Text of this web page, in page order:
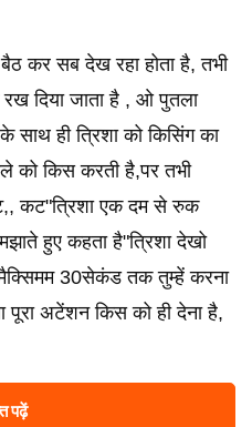
कर सब देख रहा होता है, तभी
दिया जाता है , ओ पुतला
ही त्रिशा को किसिंग का
को किस करती है,पर तभी
कट"त्रिशा एक दम से रुक
हुए कहता है"त्रिशा देखो
30सेकंड तक तुम्हें करना
अटेंशन किस को ही देना है,
पढ़ें